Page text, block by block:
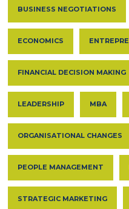
BUSINESS NEGOTIATIONS
ECONOMICS
FINANCIAL DECISION MAKING
LEADERSHIP MBA
ORGANISATIONAL CHANGES
PEOPLE MANAGEMENT
STRATEGIC MARKETING